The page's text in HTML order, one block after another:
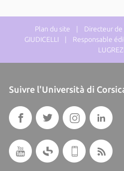
Plan du site | Directeur de
GIUDICELLI | Responsable
LUGREZI
Suivre l'Università di